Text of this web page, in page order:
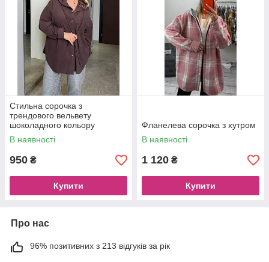
Стильна сорочка з
трендового вельвету
шоколадного кольору
В наявності
950 ₴
Купити
Фланелева сорочка з хутром
В наявності
1 120 ₴
Купити
Про нас
96% позитивних з 213 відгуків за рік